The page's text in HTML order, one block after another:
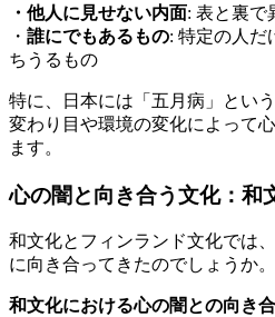
・他人に見せない内面: 表と裏で
・ 誰にでもあるもの: 特定の人だ
ちうるもの
特に、日本には「五月病」とい
変わり目や環境の変化によって
ます。
心の闇と向き合う文化：和
和文化とフィンランド文化では
に向き合ってきたのでしょうか。
和文化における心の闇との向き